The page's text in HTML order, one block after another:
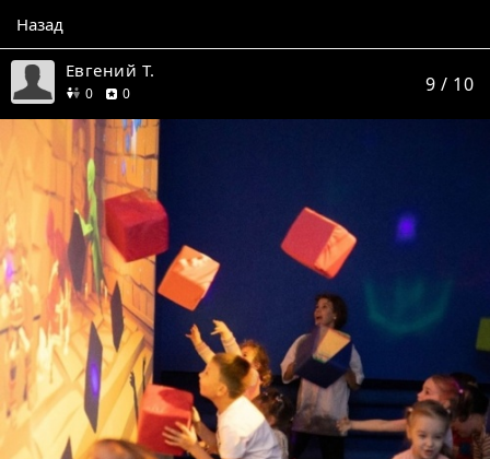
Назад
Евгений Т.
0друзей
0отзывов 9 / 10